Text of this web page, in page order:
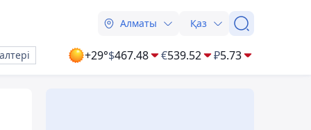
Алматы Қаз
+29°$467.48 €539.52 ₽5.73